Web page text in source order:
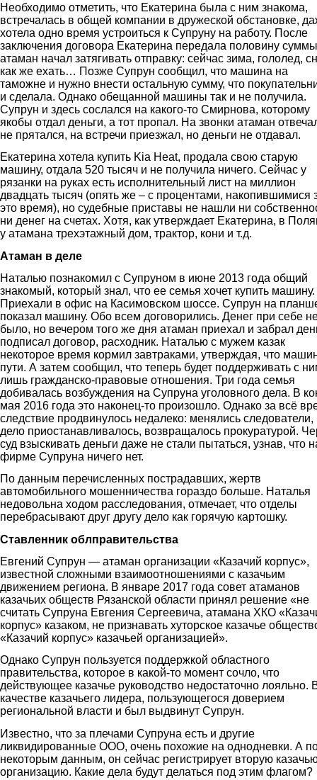
Необходимо отметить, что Екатерина была с ним знакома,
встречалась в общей компании в дружеской обстановке,
хотела одно время устроиться к Супруну на работу. После
заключения договора Екатерина передала половину
атаман начал затягивать отправку: сейчас зима, гололед,
как же ехать… Позже Супрун сообщил, что машина на
таможне и нужно внести остальную сумму, что
и сделала. Однако обещанной машины так и не получила.
Супрун и здесь сослался на какого-то Смирнова, которому
якобы отдал деньги, а тот пропал. На звонки атаман
не прятался, на встречи приезжал, но деньги не отдавал.
Екатерина хотела купить Kia Heat, продала свою старую
машину, отдала 520 тысяч и не получила ничего. Сейчас у
рязанки на руках есть исполнительный лист на миллион
двадцать тысяч (опять же – с процентами, накопившимися
это время), но судебные приставы не нашли ни
ни денег на счетах. Хотя, как утверждает Екатерина, в
у атамана трехэтажный дом, трактор, кони и т.д.
Атаман в деле
Наталью познакомил с Супруном в июне 2013 года общий
знакомый, который знал, что ее семья хочет купить машину.
Приехали в офис на Касимовском шоссе. Cупрун на
показал машину. Обо всем договорились. Денег при себе
было, но вечером того же дня атаман приехал и забрал
подписал договор, расходник. Наталью с мужем казак
некоторое время кормил завтраками, утверждая, что
пути. А затем сообщил, что теперь будет поддерживать с
лишь гражданско-правовые отношения. Три года семья
добивалась возбуждения на Cупруна уголовного дела. В
мая 2016 года это наконец-то произошло. Однако за всё
следствие продвинулось недалеко: менялись следователи,
дело приостанавливалось, возвращалось прокуратурой.
суд взыскивать деньги даже не стали пытаться, узнав, что
фирме Супруна ничего нет.
По данным перечисленных пострадавших, жертв
автомобильного мошенничества гораздо больше. Наталья
недовольна ходом расследования, отмечает, что отделы
перебрасывают друг другу дело как горячую картошку.
Ставленник облправительства
Евгений Супрун — атаман организации «Казачий корпус»,
известной сложными взаимоотношениями с казачьим
движением региона. В январе 2017 года совет атаманов
казачьих обществ Рязанской области принял решение «не
считать Супруна Евгения Сергеевича, атамана ХКО
корпус» казаком, не признавать хуторское казачье
«Казачий корпус» казачьей организацией».
Однако Супрун пользуется поддержкой областного
правительства, которое в какой-то момент сочло, что
действующее казачье руководство недостаточно лояльно.
качестве казачьего лидера, пользующегося доверием
региональной власти и был выдвинут Супрун.
Известно, что за плечами Супруна есть и другие
ликвидированные ООО, очень похожие на однодневки. А
некоторым данным, он сейчас регистрирует вторую
организацию. Какие дела будут делаться под этим флагом?